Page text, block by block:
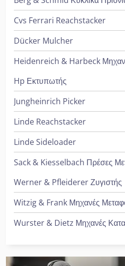
Cvs Ferrari Reachstacker
Dücker Mulcher
Hp Εκτυπωτής
Jungheinrich Picker
Linde Reachstacker
Linde Sideloader
Sack & Kiesselbach Πρέσες
Werner & Pfleiderer Ζυγιστής
Witzig & Frank Μηχανές
Wurster & Dietz Μηχανές